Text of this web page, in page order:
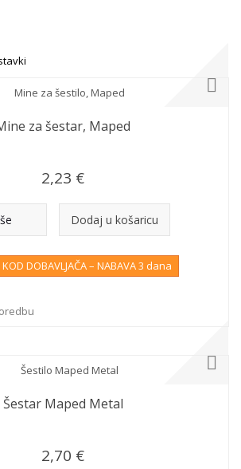
za šestar, Maped
2,23 €
Dodaj u košaricu
DOBAVLJAČA – NABAVA 3 dana
Šestar Maped Metal
2,70 €